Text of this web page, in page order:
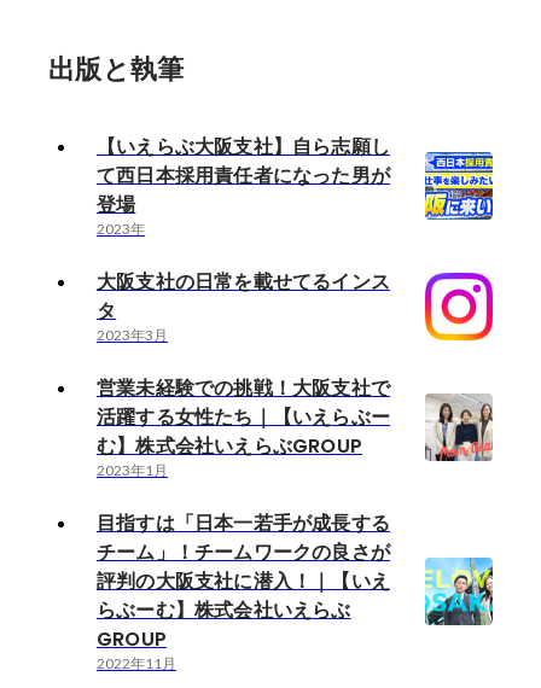
出版と執筆
【いえらぶ大阪支社】自ら志願し
て西日本採用責任者になった男が
登場
2023年
大阪支社の日常を載せてるインス
タ
2023年3月
営業未経験での挑戦！大阪支社で
活躍する女性たち｜【いえらぶー
む】株式会社いえらぶGROUP
2023年1月
目指すは「日本一若手が成長する
チーム」！チームワークの良さが
評判の大阪支社に潜入！｜【いえ
らぶーむ】株式会社いえらぶ
GROUP
2022年11月